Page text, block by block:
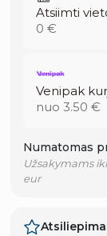
Atsiimti
0 €
Venipak
nuo 3.50 €
Numatomas
Užsakymams
eur